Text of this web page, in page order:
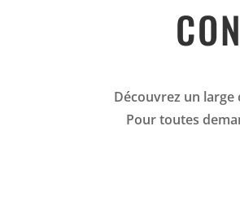
Découvrez un large
Pour toutes